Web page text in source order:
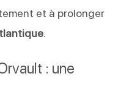
et à prolonger
.
: une